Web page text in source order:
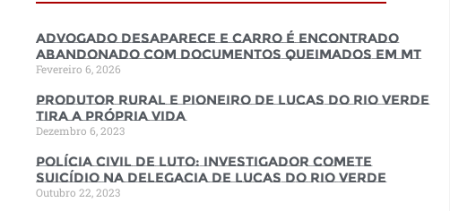
Advogado desaparece e carro é encontrado
abandonado com documentos queimados em MT
Fevereiro 6, 2026
Produtor rural e pioneiro de Lucas do Rio Verde
tira a própria vida
Dezembro 6, 2023
Polícia Civil de luto: Investigador comete
suicídio na Delegacia de Lucas do Rio Verde
Outubro 22, 2023